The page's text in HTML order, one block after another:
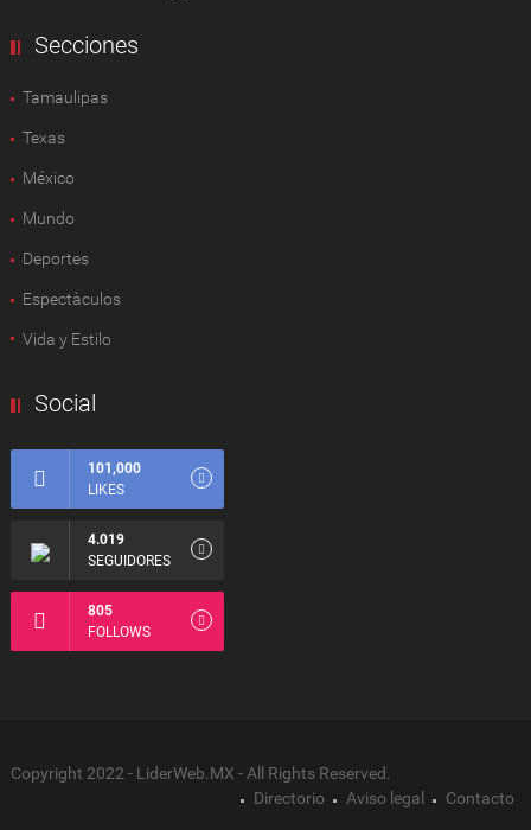
Secciones
Tamaulipas
Texas
México
Mundo
Deportes
Espectàculos
Vida y Estilo
Social
101,000
LIKES
4.019
SEGUIDORES
805
FOLLOWS
Copyright 2022 - LiderWeb.MX - All Rights Reserved.
Directorio
Aviso legal Contacto